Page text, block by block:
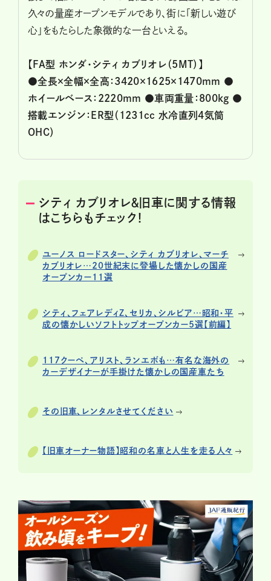
久々の量産オープンモデルであり、街に「新しい遊び
心」をもたらした象徴的な一台といえる。
【FA型 ホンダ・シティ カブリオレ（5MT）】
●全長×全幅×全高：3420×1625×1470mm ●
ホイールベース：2220mm ●車両重量：800kg ●
搭載エンジン：ER型（1231cc 水冷直列4気筒
OHC）
シティ カブリオレ＆旧車に関する情報
はこちらもチェック！
ユーノス ロードスター、シティ カブリオレ、マーチ
カブリオレ…20世紀末に登場した懐かしの国産
オープンカー11選
シティ、フェアレディZ、セリカ、シルビア…昭和・平
成の懐かしいソフトトップオープンカー5選【前編】
117クーペ、アリスト、ランエボも…有名な海外の
カーデザイナーが手掛けた懐かしの国産車たち
その旧車、レンタルさせてください
【旧車オーナー物語】昭和の名車と人生を走る人々